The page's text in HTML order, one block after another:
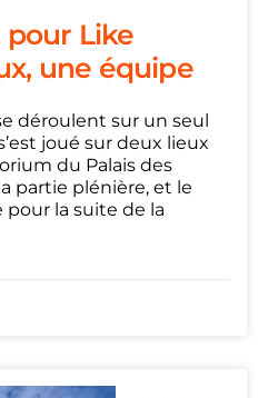
Like
une équipe
déroulent sur un seul
joué sur deux lieux
du Palais des
partie plénière, et le
pour la suite de la